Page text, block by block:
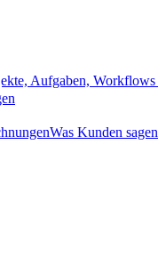
Aufgaben, Workflows
Was Kunden sagen